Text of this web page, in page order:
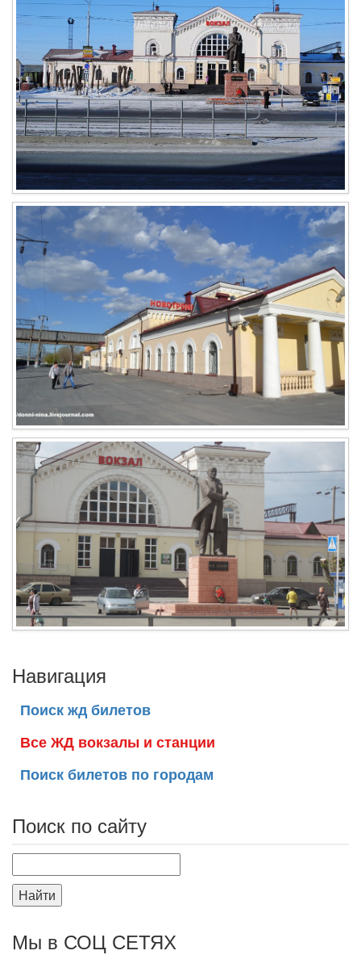
Навигация
Поиск жд билетов
Все ЖД вокзалы и станции
Поиск билетов по городам
Поиск по сайту
Найти
Мы в СОЦ СЕТЯХ